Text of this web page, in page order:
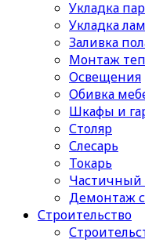
Укладка
Укладка
Заливка
Монтаж
Освещения
Обивка
Шкафы и
Столяр
Слесарь
Токарь
Частичный
Демонтаж
Строительство